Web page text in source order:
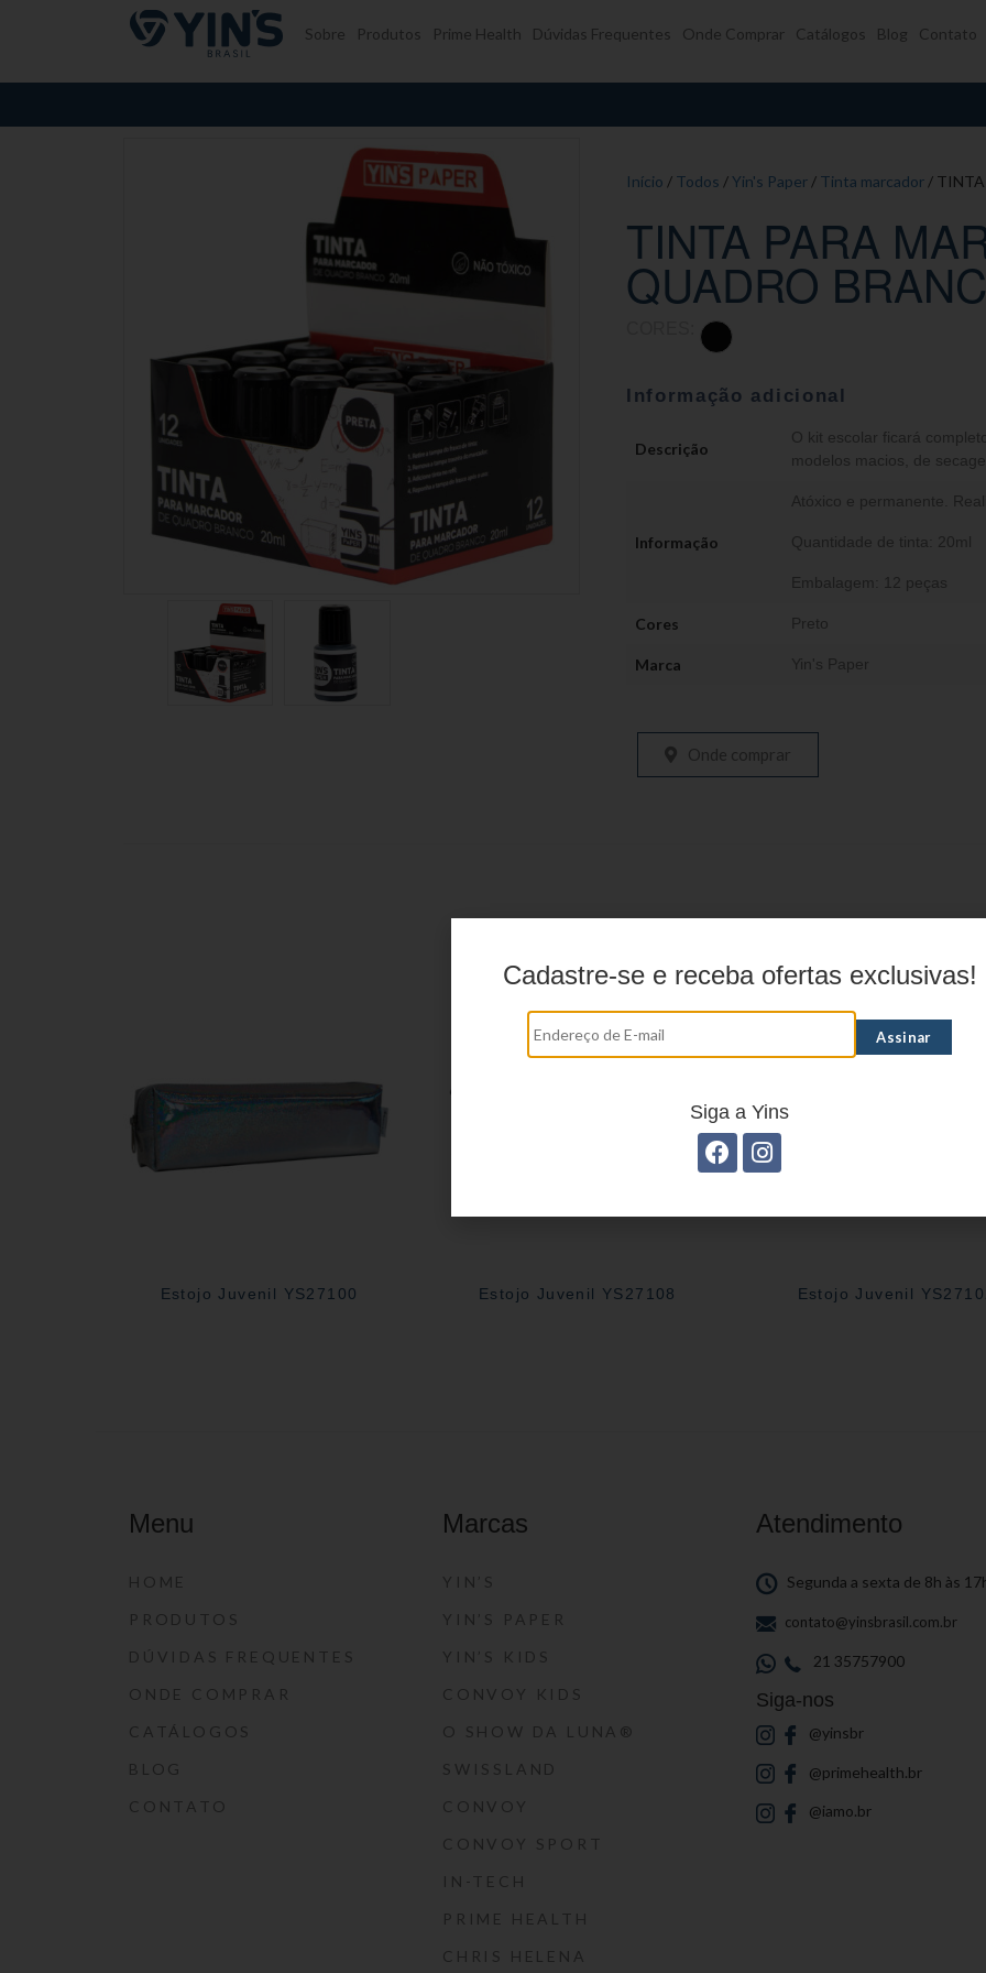
Pular para o conteúdo Sobre Produtos Prime Health Dúvidas Frequentes Onde Comprar Catálogos Blog Contato
Início / Todos /Yin's Paper / Tinta marcador / TINTA
TINTA PARA
QUADRO
Informação adicional
Descrição
O kit escolar ficará
modelos macios, de
Informação
Atóxico e permanente.
Quantidade de tinta: 20ml
Embalagem: 12 peças
Cores Preto
Marca Yin's Paper
Onde comprar
Estojo Juvenil YS27100 Estojo Juvenil YS27108 Estojo Juvenil
Menu
HOME
PRODUTOS
DÚVIDAS FREQUENTES
ONDE COMPRAR
CATÁLOGOS
BLOG
CONTATO
Marcas
YIN’S
YIN’S PAPER
YIN’S KIDS
CONVOY KIDS
O SHOW DA LUNA®
SWISSLAND
CONVOY
CONVOY SPORT
IN-TECH
PRIME HEALTH
CHRIS HELENA
Atendimento
Segunda a sexta de 8h às
contato@yinsbrasil.com.br
21 35757900
Siga-nos
@yinsbr
@primehealth.br
@iamo.br
Cadastre-se e receba ofertas exclusivas!
Siga a Yins